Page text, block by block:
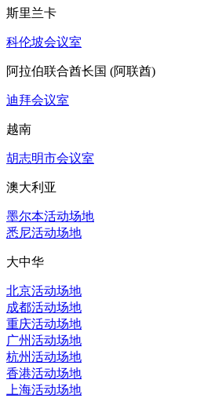
斯里兰卡
科伦坡会议室
阿拉伯联合酋长国 (阿联酋)
迪拜会议室
越南
胡志明市会议室
澳大利亚
墨尔本活动场地
悉尼活动场地
大中华
北京活动场地
成都活动场地
重庆活动场地
广州活动场地
杭州活动场地
香港活动场地
上海活动场地